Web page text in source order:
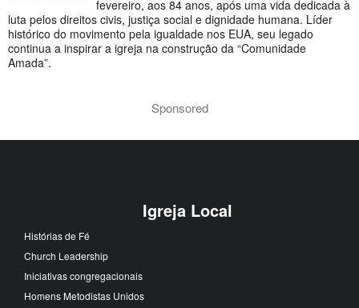
fevereiro, aos 84 anos, após uma vida dedicada à
luta pelos direitos civis, justiça social e dignidade humana. Líder
histórico do movimento pela igualdade nos EUA, seu legado
continua a inspirar a igreja na construção da “Comunidade
Amada”.
Sponsored
Igreja Local
Histórias de Fé
Church Leadership
Iniciativas congregacionais
Homens Metodistas Unidos